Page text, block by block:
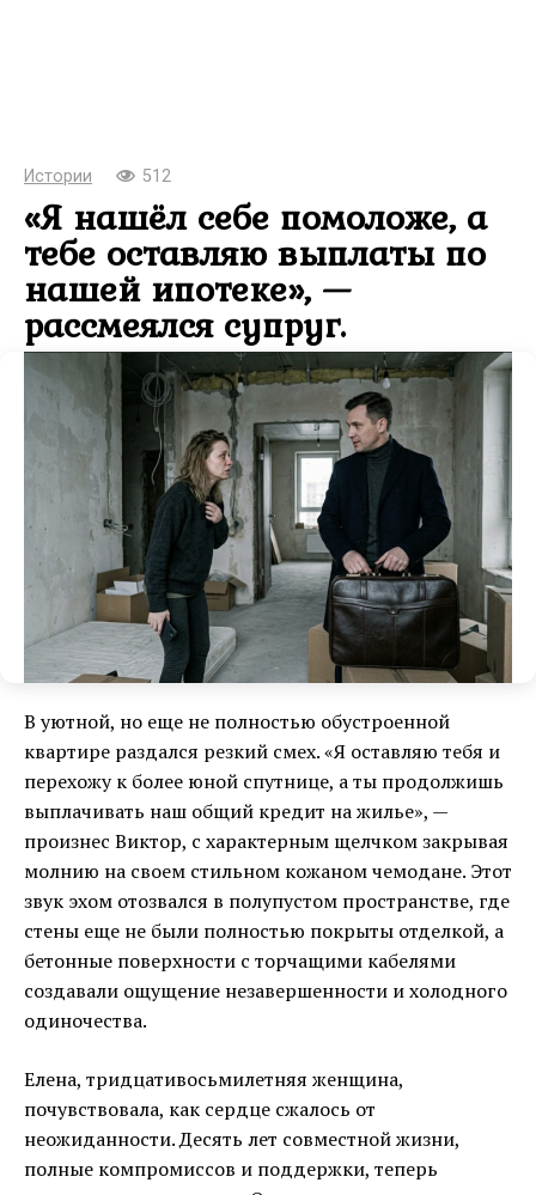
Истории 512
«Я нашёл себе помоложе, а
тебе оставляю выплаты по
нашей ипотеке», —
рассмеялся супруг.
В уютной, но еще не полностью обустроенной
квартире раздался резкий смех. «Я оставляю тебя и
перехожу к более юной спутнице, а ты продолжишь
выплачивать наш общий кредит на жилье», —
произнес Виктор, с характерным щелчком закрывая
молнию на своем стильном кожаном чемодане. Этот
звук эхом отозвался в полупустом пространстве, где
стены еще не были полностью покрыты отделкой, а
бетонные поверхности с торчащими кабелями
создавали ощущение незавершенности и холодного
одиночества.
Елена, тридцативосьмилетняя женщина,
почувствовала, как сердце сжалось от
неожиданности. Десять лет совместной жизни,
полные компромиссов и поддержки, теперь